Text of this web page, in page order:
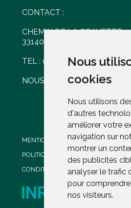
Nous
cookies
Nous utilisons
d'autres
améliorer votre
navigation sur
montrer un
des publicités
analyser le trafic
pour
nos visiteurs.
Nous
cookies
Nous utilisons
d'autres
améliorer votre
navigation sur
montrer un
des publicités
analyser le trafic
pour
nos visiteurs.
CONTACT :
CHEMIN DE LA GRAVETTE
33140 VILLENAVE D'ORNON
TEL : 05 56 30 77 61
NOUS ÉCRIRE
MENTIONS LÉGALES
POLITIQUE DE CONFIDENTIALITÉ
CONDITIONS GENERALES DE VENTE